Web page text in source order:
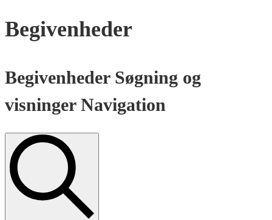
Begivenheder
Begivenheder Søgning og
visninger Navigation